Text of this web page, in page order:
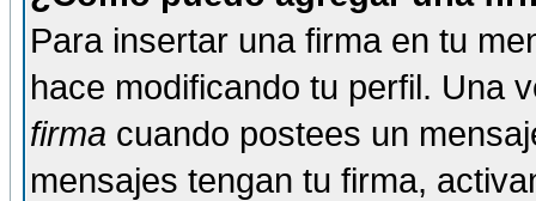
Para insertar una firma en tu
hace modificando tu perfil. Una
firma cuando postees un
mensajes tengan tu firma,